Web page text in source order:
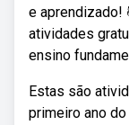
e aprendizado!
atividades
ensino
Estas são
primeiro ano